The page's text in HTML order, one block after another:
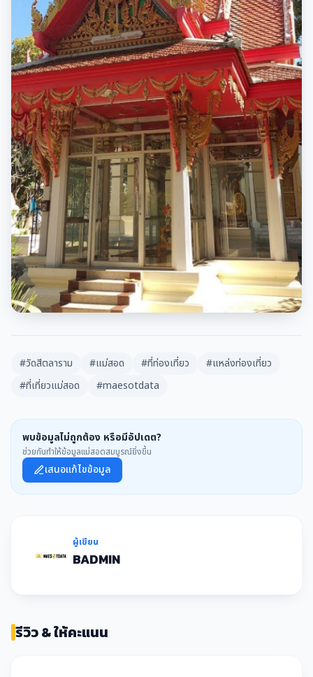
#วัดสีตลาราม #แม่สอด #ที่ท่องเที่ยว
#แหล่งท่องเที่ยว
#ที่เที่ยวแม่สอด
#maesotdata
พบข้อมูลไม่ถูกต้อง หรือมีอัปเดต?
ช่วยกันทำให้ข้อมูลแม่สอดสมบูรณ์ยิ่งขึ้น
เสนอแก้ไขข้อมูล
ผู้เขียน
BADMIN
รีวิว & ให้คะแนน